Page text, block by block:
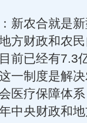
农合就是新
方财政和农
前已经有7.3
一制度是解
医疗保障体
中央财政和